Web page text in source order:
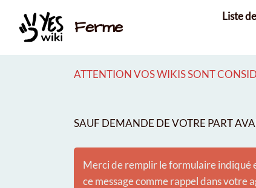
Aller au contenu principal
Ferme
Liste
ATTENTION VOS WIKIS SONT
SAUF DEMANDE DE VOTRE PART
Merci de remplir le formulaire indiqué
ce message comme rappel dans votre